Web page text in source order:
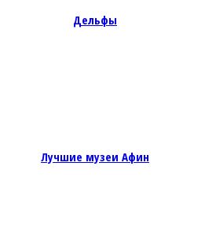
Дельфы
Лучшие музеи Афин